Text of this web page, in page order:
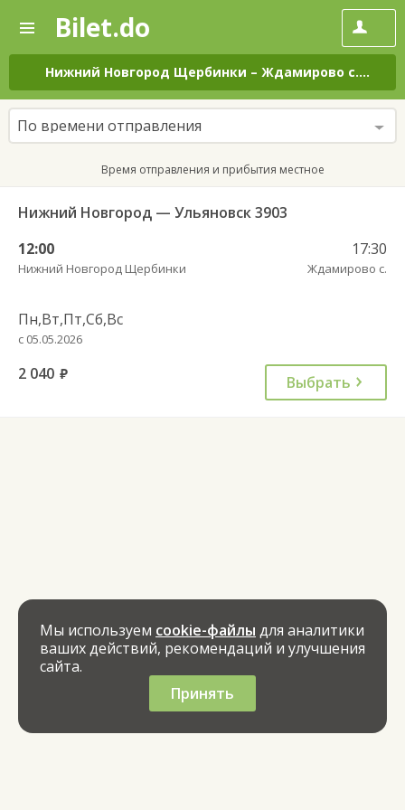
—
Поиск
и
покупка
билетов
на
автобус
онлайн
Bilet.do
Нижний Новгород Щербинки – Ждамирово с. на
По времени отправления
Время отправления и прибытия местное
Нижний Новгород — Ульяновск 3903
12:00
Нижний Новгород Щербинки
17:30
Ждамирово с.
Пн,Вт,Пт,Сб,Вс
с 05.05.2026
2 040 руб. Выбрать
Мы используем cookie-файлы для аналитики
ваших действий, рекомендаций и улучшения
сайта.
Принять